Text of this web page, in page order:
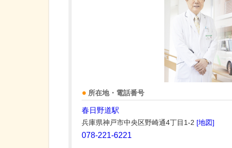
所在地・電話番号
春日野道駅
兵庫県神戸市中央区野崎通4丁目1-2 [地図]
078-221-6221